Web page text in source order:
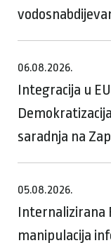
06.08.2026.
Integracija u
saradnja na
05.08.2026.
Internalizirana
manipulacija